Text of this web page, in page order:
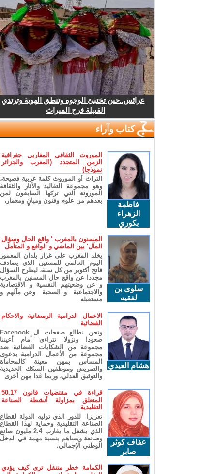
عرائس..حين تختبئ الوجوه وتنطق الهوية وترتدي
القبيلة فرح الميراث
كتاب وآراء
فاطمة
الزهراء
بكوري
الموروث الثقافي المغاربي جغرافية
الزمن المتجدد (المغرب والجزائر
نموذجا)
التراث أو الموروث كلمة عربية فصيحة،
وهو مجموعة التقاليد والآثار والثقافة
الموروثة التي تركها السابقون لمن
بعدهم من علوم وفنون ومبانٍ ومعمار،
سلوى بن
لفقيه
المسنون بالمغرب ' واقع الحال وسؤال
المآل' بين الماضي و الواقع و المتأمل
يخلد المغرب على غرار بلدان المعمور
اليوم العالمي للمسنين الذي يصادف
فاتح أكتوبر من كل سنة، ليطرح السؤال
مجددا عن واقع حال المسنين بالمغرب
و عن وضعيتهم النفسية و الاقتصادية
والاجتماعية و الصحية وعن مآلهم و
مستقبله
هشام العيدي
الاعمال الدرامية الرمضانية والاحكام
القضائية
ونحن نطالع صفحات ال Facebook
صعودا ونزولا تتراءى أمام أعيننا
مجموعة من الشكايات القضائية ضد
مجموعة من الأعمال الدرامية بدعوى
المساس بمهن معينة كالمحاماة
والتمريض وموظفين السكك الحديدية
والتوثيق العدلي، وربما غدا مهن أخرى
عفاف كوثر
صابر
قراءة في مقتضيات قانون 50.17
المتعلق بمزاولة أنشطة الصناعة
التقليدية
تعزيزا للدور الذي توليه الدولة لقطاع
الصناعة التقليدية وحماية لهذا القطاع
الذي يشغل ما يقارب 2.4 مليون صانع
وصانعة ويساهم بنسبة مهمة في الدخل
الوطني الإجمالي.
الكمامة خطر متنقل ترى كيف يؤدي